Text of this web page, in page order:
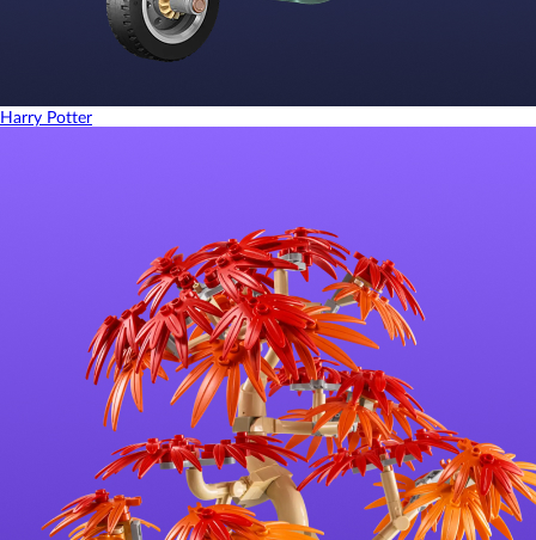
Harry Potter